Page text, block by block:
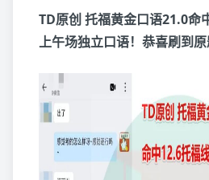
TD原创 托福黄金口语21.0命
上午场独立口语！恭喜刷到